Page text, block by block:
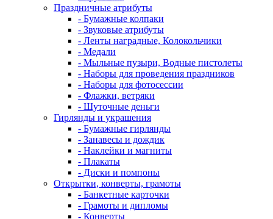
Праздничные атрибуты
- Бумажные колпаки
- Звуковые атрибуты
- Ленты наградные, Колокольчики
- Медали
- Мыльные пузыри, Водные пистолеты
- Наборы для проведения праздников
- Наборы для фотосессии
- Флажки, ветряки
- Шуточные деньги
Гирлянды и украшения
- Бумажные гирлянды
- Занавесы и дождик
- Наклейки и магниты
- Плакаты
- Диски и помпоны
Открытки, конверты, грамоты
- Банкетные карточки
- Грамоты и дипломы
- Конверты